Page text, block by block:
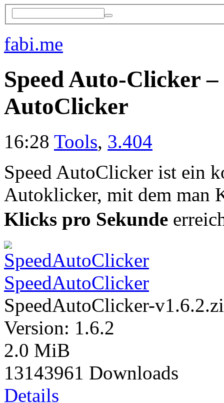
fabi.me
Speed Auto-Clicker
AutoClicker
16:28 Tools, 3.404
Speed AutoClicker ist ein
Autoklicker, mit dem man
Klicks pro Sekunde
SpeedAutoClicker
SpeedAutoClicker-
Version: 1.6.2
2.0 MiB
13143961 Downloads
Details